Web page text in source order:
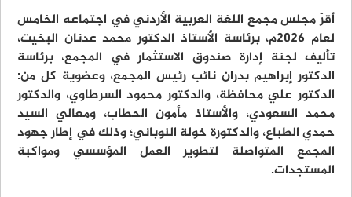
أقرّ مجلس مجمع اللغة العربية الأردني في اجتماعه الخامس
لعام ٢٠٢٦م، برئاسة الأستاذ الدكتور محمد عدنان البخيت،
تأليف لجنة إدارة صندوق الاستثمار في المجمع، برئاسة
الدكتور إبراهيم بدران نائب رئيس المجمع، وعضوية كل من:
الدكتور علي محافظة، والدكتور محمود السرطاوي، والدكتور
محمد السعودي، والأستاذ مأمون الحطاب، ومعالي السيد
حمدي الطباع، والدكتورة خولة النوباني؛ وذلك في إطار جهود
المجمع المتواصلة لتطوير العمل المؤسسي ومواكبة
المستجدات.